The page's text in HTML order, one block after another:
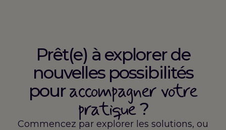
Prêt(e) à explorer de
nouvelles possibilités
pouraccompagner votre
pratique?
Commencez par explorer les solutions, ou